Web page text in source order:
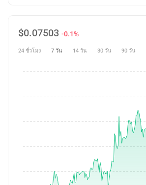
$0.07503 -0.1%
24 ชั่วโมง 7 วัน 14 วัน 30 วัน 90 วัน